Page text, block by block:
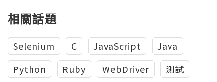
相關話題
Selenium C JavaScript
Java
Python
Ruby WebDriver
測試